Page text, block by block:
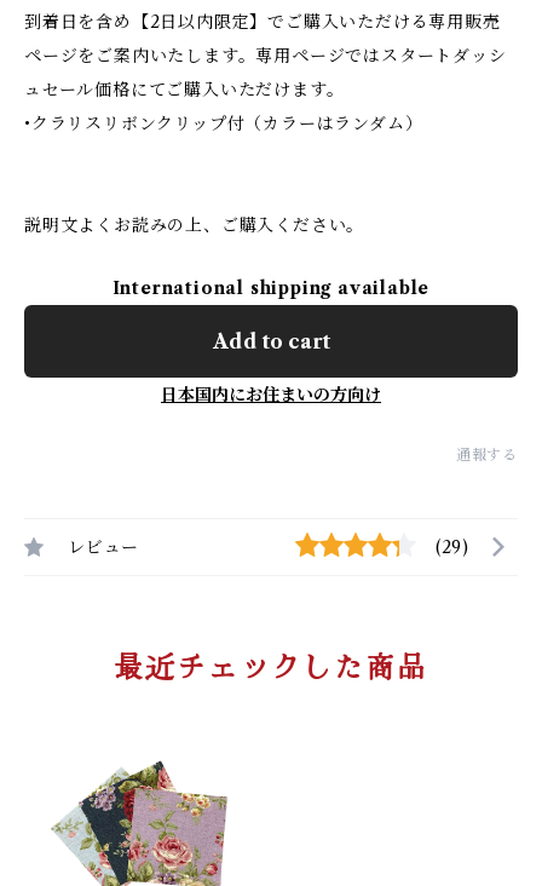
到着日を含め【2日以内限定】でご購入いただける専用販売
ページをご案内いたします。専用ページではスタートダッシ
ュセール価格にてご購入いただけます。
•クラリスリボンクリップ付（カラーはランダム）
説明文よくお読みの上、ご購入ください。
International shipping available
Add to cart
日本国内にお住まいの方向け
通報する
レビュー (29)
最近チェックした商品